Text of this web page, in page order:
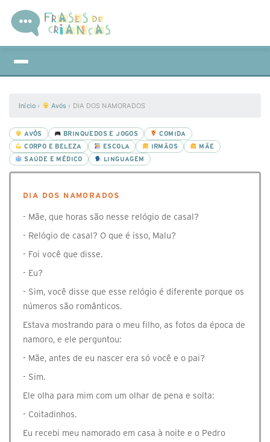
Início › Avós › DIA DOS NAMORADOS
AVÓS BRINQUEDOS E JOGOS
COMIDA
CORPO E BELEZA
ESCOLA IRMÃOS
MÃE
SAÚDE E MÉDICO
LINGUAGEM
DIA DOS NAMORADOS
- Mãe, que horas são nesse relógio de casal?
- Relógio de casal? O que é isso, Malu?
- Foi você que disse.
- Eu?
- Sim, você disse que esse relógio é diferente porque os
números são românticos.
Estava mostrando para o meu filho, as fotos da época de
namoro, e ele perguntou:
- Mãe, antes de eu nascer era só você e o pai?
- Sim.
Ele olha para mim com um olhar de pena e solta:
- Coitadinhos.
Eu recebi meu namorado em casa à noite e o Pedro